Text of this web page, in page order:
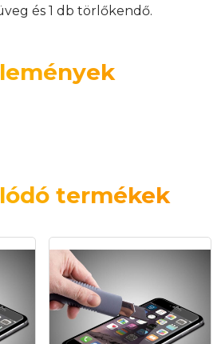
és 1 db törlőkendő.
termékek